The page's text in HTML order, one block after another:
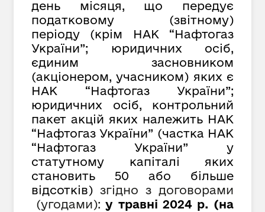
день місяця, що передує
податковому (звітному)
періоду (крім НАК “Нафтогаз
України”; юридичних осіб,
єдиним засновником
(акціонером, учасником) яких є
НАК “Нафтогаз України”;
юридичних осіб, контрольний
пакет акцій яких належить НАК
“Нафтогаз України” (частка НАК
“Нафтогаз України” у
статутному капіталі яких
становить 50 або більше
відсотків) згідно з договорами
(угодами):у травні 2024 р. (на